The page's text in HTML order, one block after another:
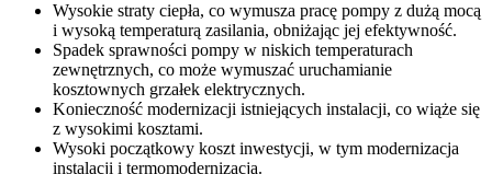
Wysokie straty ciepła, co wymusza pracę pompy z dużą mocą
i wysoką temperaturą zasilania, obniżając jej efektywność.
Spadek sprawności pompy w niskich temperaturach
zewnętrznych, co może wymuszać uruchamianie
kosztownych grzałek elektrycznych.
Konieczność modernizacji istniejących instalacji, co wiąże się
z wysokimi kosztami.
Wysoki początkowy koszt inwestycji, w tym modernizacja
instalacji i termomodernizacja.